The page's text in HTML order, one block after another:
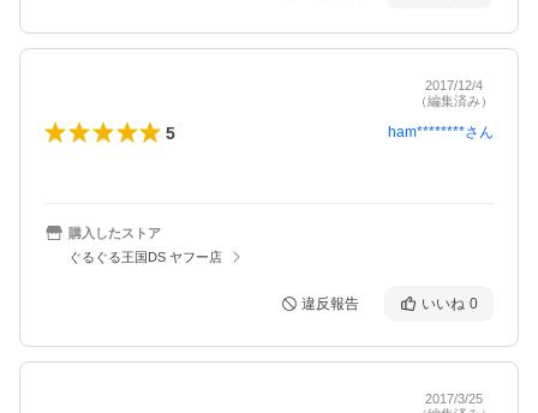
2017/12/4
（編集済み）
5 ham********さん
購入したストア
ぐるぐる王国DS ヤフー店
違反報告 いいね 0
2017/3/25